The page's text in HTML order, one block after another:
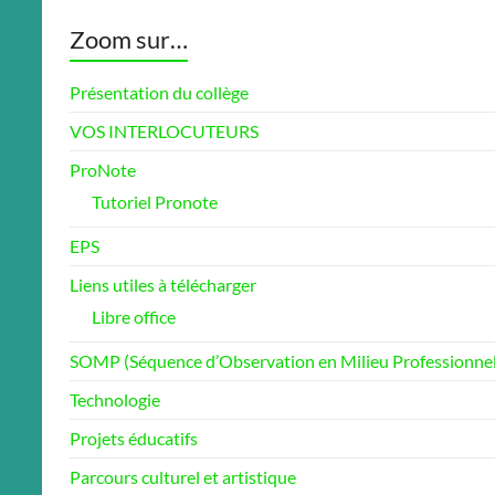
Zoom sur…
Présentation du collège
VOS INTERLOCUTEURS
ProNote
Tutoriel Pronote
EPS
Liens utiles à télécharger
Libre office
SOMP (Séquence d’Observation en Milieu
Technologie
Projets éducatifs
Parcours culturel et artistique